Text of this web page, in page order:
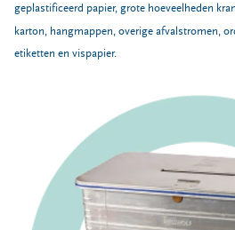
Mijn bedrijfsafval
Haal mijn bedrijfsafval op
Mijn afzetcontainer is vol
Samen DuurzaamOmrin
geplastificeerd papier, grote hoeveelheden
karton, hangmappen, overige afvalstromen,
etiketten en vispapier.